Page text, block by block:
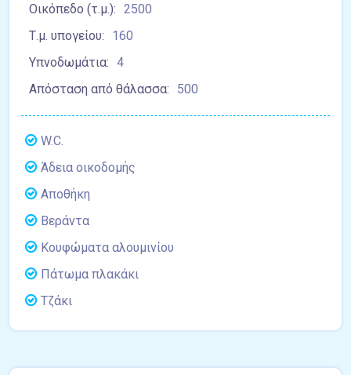
Οικόπεδο (τ.μ.): 2500
Τ.μ. υπογείου:
160
Υπνοδωμάτια: 4
Απόσταση από θάλασσα:
500
W.C.
Άδεια οικοδομής
Αποθήκη
Βεράντα
Κουφώματα αλουμινίου
Πάτωμα πλακάκι
Τζάκι